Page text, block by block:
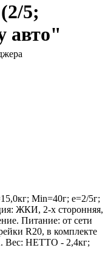
5;
авто"
Min=40г; e=2/5г;
ЖКИ, 2-х сторонняя,
Питание: от сети
R20, в комплекте
Вес: НЕТТО - 2,4кг;